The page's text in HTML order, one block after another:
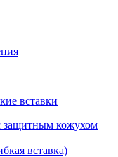
вставки
защитным кожухом
вставка)